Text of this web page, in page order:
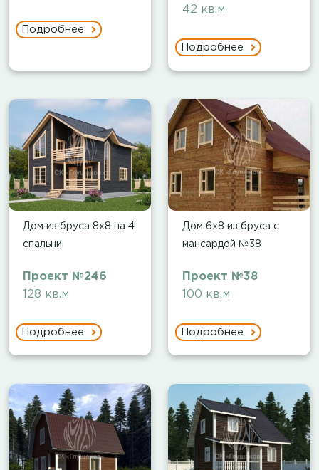
Подробнее
42 кв.м
Подробнее
Дом из бруса 8х8 на 4
спальни
Проект №246
128 кв.м
Подробнее
Дом 6х8 из бруса с
мансардой №38
Проект №38
100 кв.м
Подробнее